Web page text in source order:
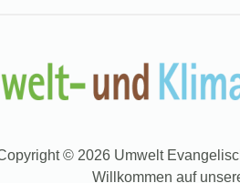
© 2026 Umwelt
Willkommen auf